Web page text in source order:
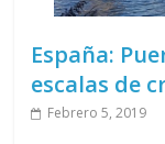
España:
escalas de
Febrero 5, 2019